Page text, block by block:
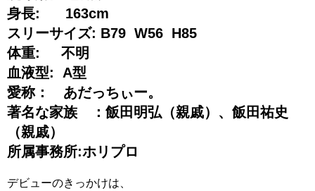
身長: 163cm
スリーサイズ: B79 W56 H85
体重: 不明
血液型: A型
愛称： あだっちぃー。
著名な家族 ：飯田明弘（親戚）、飯田祐史
（親戚）
所属事務所:ホリプロ
デビューのきっかけは、